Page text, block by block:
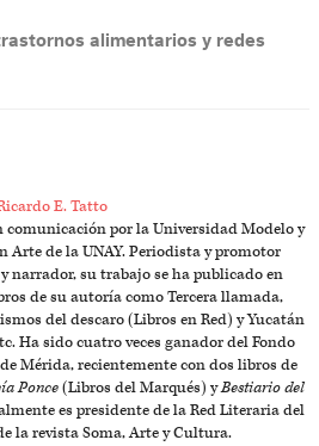
alimentarios y redes
E. Tatto
comunicación por la Universidad Modelo y
Arte de la UNAY. Periodista y promotor
narrador, su trabajo se ha publicado en
de su autoría como Tercera llamada,
del descaro (Libros en Red) y Yucatán
Ha sido cuatro veces ganador del Fondo
Mérida, recientemente con dos libros de
Ponce(Libros del Marqués) yBestiario del
es presidente de la Red Literaria del
la revista Soma, Arte y Cultura.